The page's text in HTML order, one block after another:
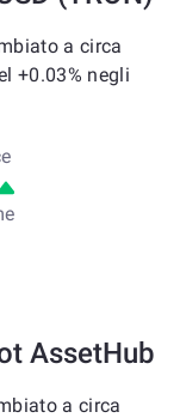
a circa
+0.03% negli
AssetHub
a circa